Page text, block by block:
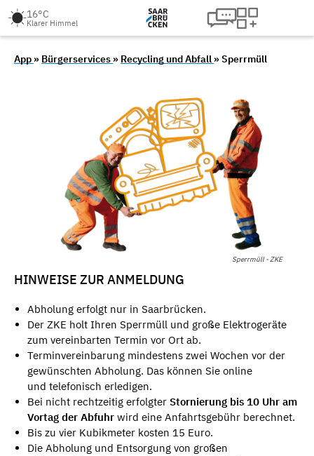
16°C
Klarer Himmel
App » Bürgerservices » Recycling und Abfall » Sperrmüll
Sperrmüll - ZKE
HINWEISE ZUR ANMELDUNG
Abholung erfolgt nur in Saarbrücken.
Der ZKE holt Ihren Sperrmüll und große Elektrogeräte
zum vereinbarten Termin vor Ort ab.
Terminvereinbarung mindestens zwei Wochen vor der
gewünschten Abholung. Das können Sie online
und telefonisch erledigen.
Bei nicht rechtzeitig erfolgter Stornierung bis 10 Uhr am
Vortag der Abfuhrwird eine Anfahrtsgebühr berechnet.
Bis zu vier Kubikmeter kosten 15 Euro.
Die Abholung und Entsorgung von großen